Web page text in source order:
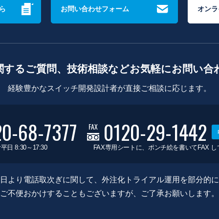
お問い合わせフォーム オン
するご質問、技術相談などお気軽にお問い合
経験豊かなスイッチ開発設計者が直接ご相談に応じます。
68-7377
日 8:30～17:30
FAX 0120-29-1442
FAX専用シートに、ポンチ絵を書いてFAX
より電話取次ぎに関して、外注化トライアル運用を部分的
ご不便おかけすることもございますが、ご了承お願いします。